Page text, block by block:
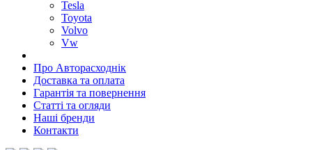
Tesla
Toyota
Volvo
Vw
Про Авторасходнік
Доставка та оплата
Гарантія та повернення
Статті та огляди
Наші бренди
Контакти